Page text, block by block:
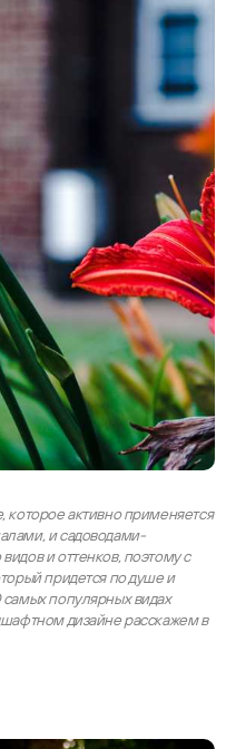
которое активно применяется
и садоводами-
и оттенков, поэтому с
придется по душе и
популярных видах
дизайне расскажем в